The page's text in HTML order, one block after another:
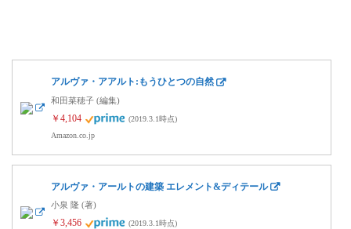
アルヴァ・アアルト:もうひとつの自然
和田菜穂子 (編集)
￥4,104
(2019.3.1時点)
Amazon.co.jp
アルヴァ・アールトの建築 エレメント&ディテール
小泉 隆 (著)
￥3,456
(2019.3.1時点)